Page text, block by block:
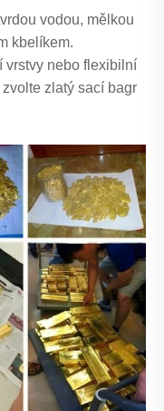
vodou, mělkou
kbelíkem.
vrstvy nebo flexibilní
zlatý sací bagr